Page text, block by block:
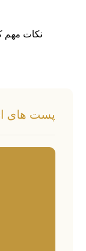
نکات مهم
پست های